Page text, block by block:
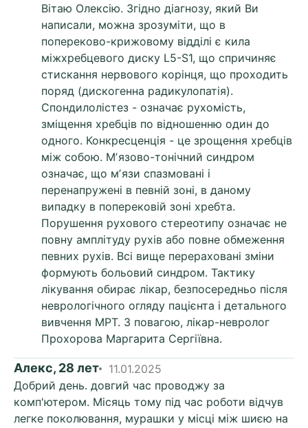
Вітаю Олексію. Згідно діагнозу, який Ви
написали, можна зрозуміти, що в
попереково-крижовому відділі є кила
міжхребцевого диску L5-S1, що спричиняє
стискання нервового корінця, що проходить
поряд (дискогенна радикулопатія).
Спондилолістез - означає рухомість,
зміщення хребців по відношенню один до
одного. Конкресценція - це зрощення хребців
між собою. Мʼязово-тонічний синдром
означає, що мʼязи спазмовані і
перенапружені в певній зоні, в даному
випадку в поперековій зоні хребта.
Порушення рухового стереотипу означає не
повну амплітуду рухів або повне обмеження
певних рухів. Всі вище перераховані зміни
формують больовий синдром. Тактику
лікування обирає лікар, безпосередньо після
неврологічного огляду пацієнта і детального
вивчення МРТ. З повагою, лікар-невролог
Прохорова Маргарита Сергіївна.
Алекс, 28 лет
11.01.2025
Добрий день. довгий час проводжу за
комп'ютером. Місяць тому під час роботи відчув
легке поколювання, мурашки у місці між шиєю на